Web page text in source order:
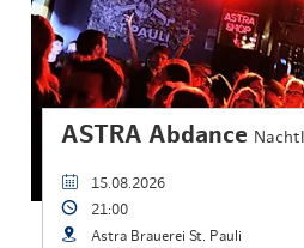
ASTRA Abdance
15.08.2026
21:00
Astra Brauerei St. Pauli